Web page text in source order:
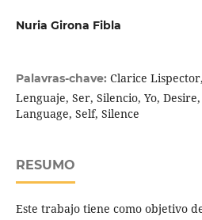
Nuria Girona Fibla
Palavras-chave: Clarice
Lenguaje, Ser, Silencio, Yo,
Language, Self, Silence
RESUMO
Este trabajo tiene como objetivo